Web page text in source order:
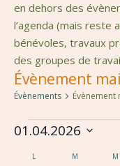
en dehors des
l’agenda (mais reste
bénévoles, travaux
des groupes de
Évènement
Évènements Évènement
01.04.2026
Calendrier
L M M